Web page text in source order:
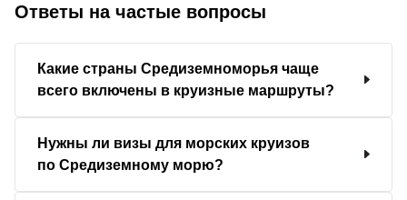
Ответы на частые вопросы
Какие страны Средиземноморья чаще
всего включены в круизные маршруты?
Нужны ли визы для морских круизов
по Средиземному морю?